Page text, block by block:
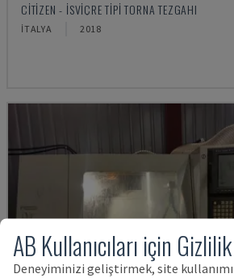
CITIZEN - İSVIÇRE TIPI TORNA TEZGAHI
İTALYA 2018
AB Kullanıcıları için
Deneyiminizi geliştirmek, site